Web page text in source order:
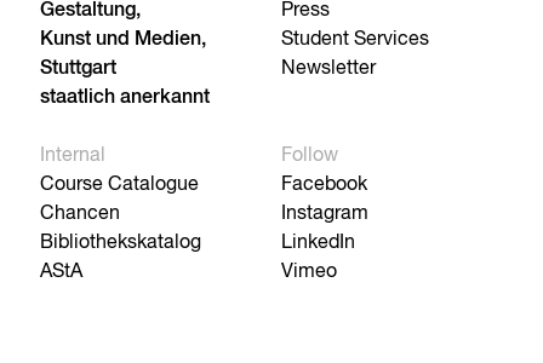
Gestaltung,
Kunst und Medien,
Stuttgart
staatlich anerkannt
Press
Student Services
Newsletter
Internal
Course Catalogue
Chancen
Bibliothekskatalog
AStA
Follow
Facebook
Instagram
LinkedIn
Vimeo